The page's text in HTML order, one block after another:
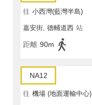
往 小西灣(藍灣半島)
嘉安街, 德輔道西 站
距離 90m
NA12
往 機場 (地面運輸中心)